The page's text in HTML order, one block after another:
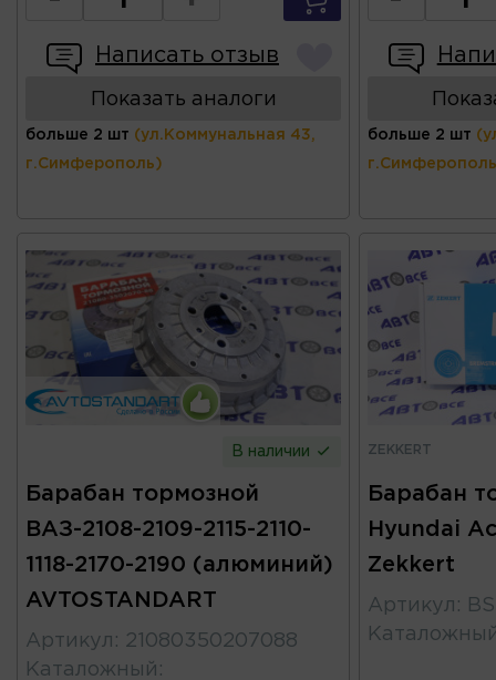
Написать отзыв
Показать аналоги
больше 2 шт (ул.Коммунальная 43,
г.Симферополь)
больше 2 шт
В наличии
Барабан тормозной
ВАЗ-2108-2109-2115-2110-
1118-2170-2190 (алюминий)
AVTOSTANDART
Артикул : 21080350207088
Каталожный :
ZEKKERT
Барабан
Hyundai
Zekkert
Артикул :